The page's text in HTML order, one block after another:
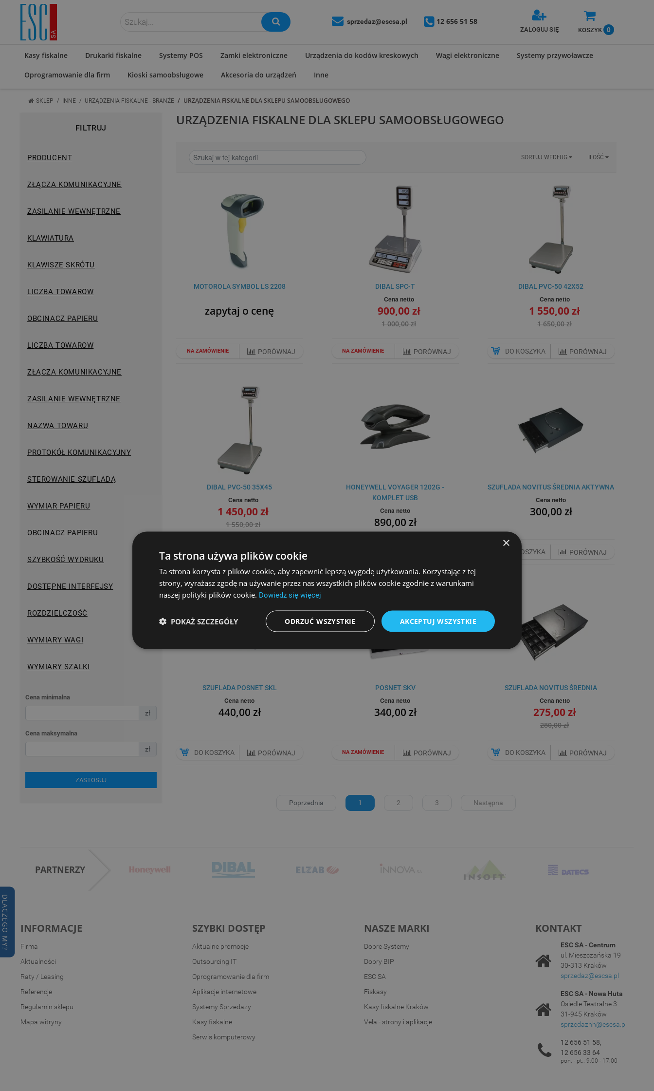
DLACZEGO MY?
ZALOGUJ SIĘ sprzedaz@escsa.pl 12 656 51 58
ZALOGUJ SIĘ KOSZYK 0
Kasy fiskalne Drukarki fiskalne Systemy POS Zamki elektroniczne Urządzenia do kodów kreskowych Wagi elektroniczne Systemy przywoławcze
Oprogramowanie dla firm Kioski samoobsługowe Akcesoria do urządzeń Inne
SKLEP / INNE / URZĄDZENIA FISKALNE - BRANŻE / URZĄDZENIA FISKALNE DLA SKLEPU SAMOOBSŁUGOWEGO
FILTRUJ
PRODUCENT
ZŁĄCZA KOMUNIKACYJNE
ZASILANIE WEWNĘTRZNE
KLAWIATURA
KLAWISZE SKRÓTU
LICZBA TOWAROW
OBCINACZ PAPIERU
LICZBA TOWAROW
ZŁĄCZA KOMUNIKACYJNE
ZASILANIE WEWNĘTRZNE
NAZWA TOWARU
PROTOKÓŁ KOMUNIKACYJNY
STEROWANIE SZUFLADĄ
WYMIAR PAPIERU
OBCINACZ PAPIERU
SZYBKOŚĆ WYDRUKU
DOSTĘPNE INTERFEJSY
ROZDZIELCZOŚĆ
WYMIARY WAGI
WYMIARY SZALKI
Cena minimalna
zł
Cena maksymalna
zł
ZASTOSUJ
URZĄDZENIA FISKALNE DLA SKLEPU SAMOOBSŁUGOWEGO
SORTUJ WEDŁUG ILOŚĆ
MOTOROLA SYMBOL LS 2208
zapytaj o cenę
NA ZAMÓWIENIE PORÓWNAJ
DIBAL SPC-T
Cena netto
900,00 zł
1 000,00 zł
NA ZAMÓWIENIE PORÓWNAJ
DIBAL PVC-50 42X52
Cena netto
1 550,00 zł
1 650,00 zł
DO KOSZYKA PORÓWNAJ
DIBAL PVC-50 35X45
Cena netto
1 450,00 zł
1 550,00 zł
DO KOSZYKA PORÓWNAJ
HONEYWELL VOYAGER 1202G -
KOMPLET USB
Cena netto
890,00 zł
SZUFLADA NOVITUS ŚREDNIA AKTYWNA
Cena netto
300,00 zł
DO KOSZYKA PORÓWNAJ
SZUFLADA POSNET SKL
Cena netto
440,00 zł
DO KOSZYKA PORÓWNAJ
POSNET SKV
Cena netto
340,00 zł
NA ZAMÓWIENIE PORÓWNAJ
SZUFLADA NOVITUS ŚREDNIA
Cena netto
275,00 zł
280,00 zł
DO KOSZYKA PORÓWNAJ
Poprzednia 1 2 3 Następna
PARTNERZY
INFORMACJE
Firma
Aktualności
Raty / Leasing
Referencje
Regulamin sklepu
Mapa witryny
SZYBKI DOSTĘP
Aktualne promocje
Outsourcing IT
Oprogramowanie dla firm
Aplikacje internetowe
Systemy Sprzedaży
Kasy fiskalne
Serwis komputerowy
NASZE MARKI
Dobre Systemy
Dobry BIP
ESC SA
Fiskasy
Kasy fiskalne Kraków
Vela - strony i aplikacje
KONTAKT
ESC SA - Centrum
ul. Mieszczańska 19
30-313 Kraków
sprzedaz@escsa.pl
ESC SA - Nowa Huta
Osiedle Teatralne 3
31-945 Kraków
sprzedaznh@escsa.pl
12 656 51 58,
12 656 33 64
pon. - pt.: 9:00 - 17:00
×
Ta strona używa plików cookie
Ta strona korzysta z plików cookie, aby zapewnić lepszą wygodę użytkowania. Korzystając z tej
strony, wyrażasz zgodę na używanie przez nas wszystkich plików cookie zgodnie z warunkami
naszej polityki plików cookie. Dowiedz się więcej
AKCEPTUJ WSZYSTKIE
ODRZUĆ WSZYSTKIE
POKAŻ SZCZEGÓŁY